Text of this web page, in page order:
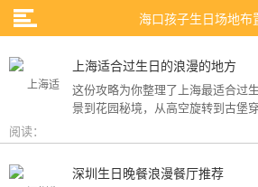
海口孩子生日场地布
上海适合过生日的浪漫的地方
这份攻略为你整理了上海最适合过
景到花园秘境，从高空旋转到古堡
阅读：
深圳生日晚餐浪漫餐厅推荐